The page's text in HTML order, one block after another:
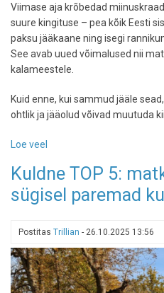
Viimase aja krõbedad
suure kingituse – pea kõik Eesti
paksu jääkaane ning isegi
See avab uued võimalused nii
kalameestele.
Kuid enne, kui sammud jääle
ohtlik ja jääolud võivad muutuda
Loe veel
pakane
kaanetas
veekogud:
minna
ja
kuidas
jääl
Kuldne TOP 5:
sügisel paremad
Postitas Trillian - 26.10.2025 13:56